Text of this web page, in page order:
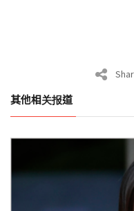
其他相关报道